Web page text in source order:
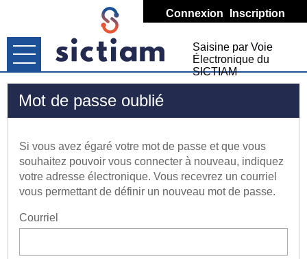
Saisine par Voie
Électronique du
SICTIAM
Connexion Inscription
Ouvrir le menu
Mon compte
Nous contacter
Démarches
Porte-documents
Mot de passe oublié
Si vous avez égaré votre mot de passe et que vous
souhaitez pouvoir vous connecter à nouveau, indiquez
votre adresse électronique. Vous recevrez un courriel
vous permettant de définir un nouveau mot de passe.
Courriel